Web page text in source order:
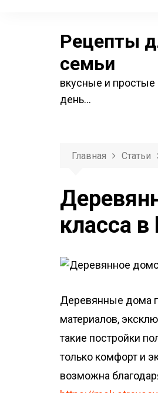
Рецепты
семьи
вкусные и
день…
Главная Статьи
класса
Деревянные дома
материалов,
такие постройки
только комфорт и
возможна